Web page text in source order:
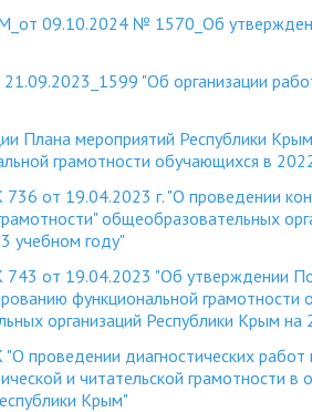
09.10.2024 № 1570_Об
"Об организации
Плана мероприятий Республики
грамотности обучающихся в
от 19.04.2023 г. "О проведении
общеобразовательных
учебном году"
от 19.04.2023 "Об утверждении
функциональной грамотности
организаций Республики Крым на
проведении диагностических работ
и читательской грамотности в
Крым"